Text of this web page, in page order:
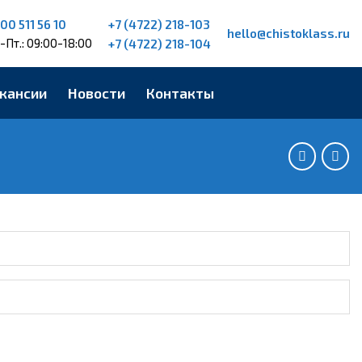
511 56 10
Пт.: 09:00-18:00
+7 (4722) 218-103
+7 (4722) 218-104
hello@chistoklass.ru
Новости Контакты